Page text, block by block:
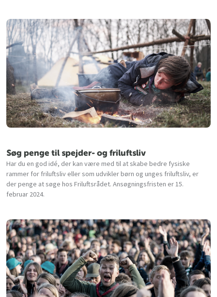
Søg penge til spejder- og friluftsliv
Har du en god idé, der kan være med til at skabe bedre fysiske
rammer for friluftsliv eller som udvikler børn og unges friluftsliv, er
der penge at søge hos Friluftsrådet. Ansøgningsfristen er 15.
februar 2024.